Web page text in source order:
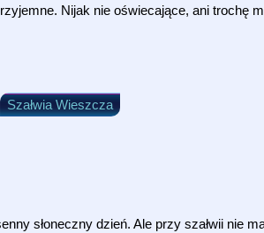
Nijak nie oświecające, ani trochę
Szałwia Wieszcza
słoneczny dzień. Ale przy szałwii nie